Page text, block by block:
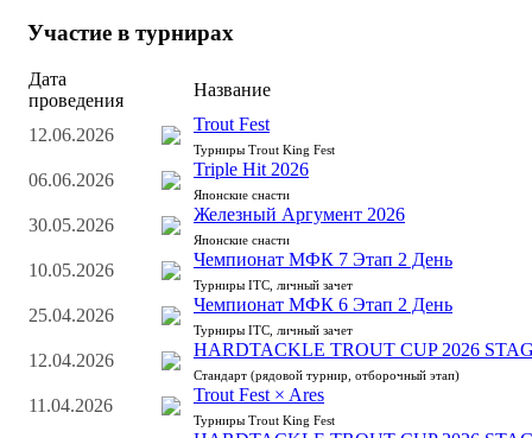
Участие в турнирах
Дата
проведения
Название
12.06.2026
Trout Fest
Турниры Trout King Fest
06.06.2026
Triple Hit 2026
Японские снасти
30.05.2026
Железный Аргумент 2026
Японские снасти
10.05.2026
Чемпионат МФК 7 Этап 2 День
Турниры ITC, личный зачет
25.04.2026
Чемпионат МФК 6 Этап 2 День
Турниры ITC, личный зачет
12.04.2026
HARDTACKLE TROUT CUP 2026
Стандарт (рядовой турнир, отборочный этап)
11.04.2026
Trout Fest × Ares
Турниры Trout King Fest